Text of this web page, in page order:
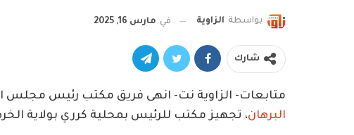
بواسطة الزاوية في مارس 16, 2025
شارك
متابعات- الزاوية نت- انهى فريق مكتب رئيس مجلس
البرهان، تجهيز مكتب للرئيس بمحلية كرري بولاية